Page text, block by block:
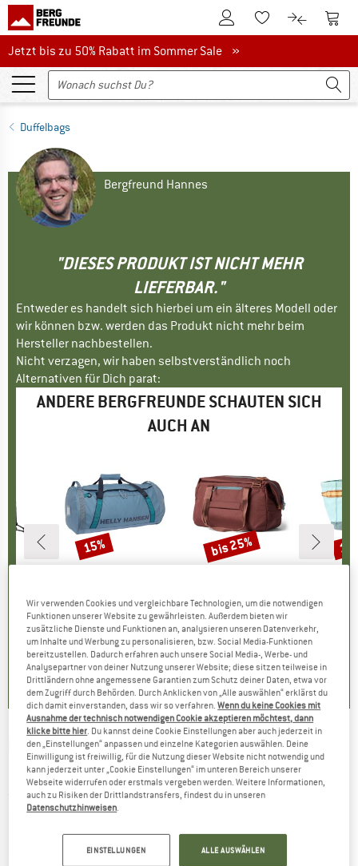
Zum KundenkontoZum Merkzettel.
Zum Zum
Jetzt bis zu 50% Rabatt im Sommer Sale
Jetzt bis zu 50% Rabatt im Sommer Sale »
Duffelbags
Bergfreund Hannes
"DIESES PRODUKT IST NICHT MEHR
LIEFERBAR."
Entweder es handelt sich hierbei um ein älteres Modell oder
wir können bzw. werden das Produkt nicht mehr beim
Hersteller nachbestellen.
Nicht verzagen, wir haben selbstverständlich noch
Alternativen für Dich parat:
ANDERE BERGFREUNDE SCHAUTEN SICH
AUCH AN
Preis
€
3
Produktgruppe
Reisetasche
Preis
114,95 €reduzierter Preis
97,71 €
5,0(1)
Rabatt
15%
Produktgruppe
Reisetasche
Preis
139,95 € reduzierter Preis
ab 104,96 €
0,0(0)
Rabatt
bis 25%
HELLY HANSEN -HH Classic Duffel Bag 50 -
Reisetasche
(0)
Wir verwenden Cookies und vergleichbare Technologien, um die notwendigen
Funktionen unserer Website zu gewährleisten. Außerdem bieten wir
zusätzliche Dienste und Funktionen an, analysieren unseren Datenverkehr,
um Inhalte und Werbung zu personalisieren, bzw. Social Media-Funktionen
bereitzustellen. Dadurch erfahren auch unsere Social Media-, Werbe- und
Analysepartner von deiner Nutzung unserer Website; diese sitzen teilweise in
Drittländern ohne angemessene Garantien zum Schutz deiner Daten, etwa vor
dem Zugriff durch Behörden. Durch Anklicken von „Alle auswählen“ erklärst du
dich damit einverstanden, dass wir so verfahren.Wenn du keine Cookies mit
Ausnahme der technisch notwendigen Cookie akzeptieren möchtest, dann
klicke bitte hier . Du kannst deine Cookie Einstellungen aber auch jederzeit in
den „Einstellungen“ anpassen und einzelne Kategorien auswählen. Deine
Einwilligung ist freiwillig, für die Nutzung dieser Website nicht notwendig und
kann jederzeit unter „Cookie Einstellungen“ im unteren Bereich unserer
Webseite widerrufen oder erstmals vergeben werden. Weitere Informationen,
auch zu Risiken der Drittlandstransfers, findest du in unseren
Datenschutzhinweisen
EINSTELLUNGEN ALLE AUSWÄHLEN